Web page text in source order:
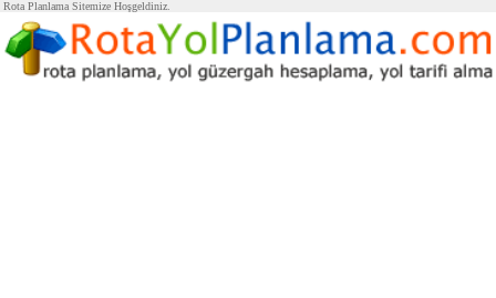
Rota Planlama Sitemize Hoşgeldiniz.